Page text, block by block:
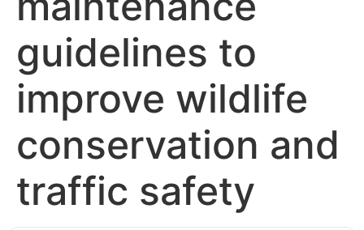
guidelines to
improve wildlife
conservation and
traffic safety